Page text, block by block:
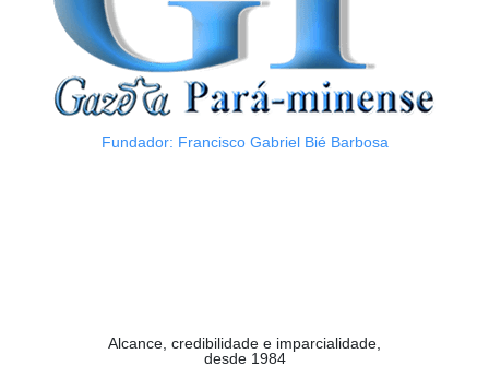
Fundador: Francisco Gabriel Bié Barbosa
Alcance, credibilidade e imparcialidade,
desde 1984